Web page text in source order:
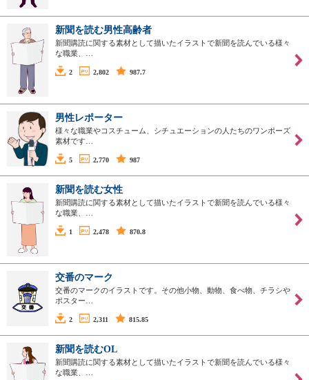
新聞を読む男性高齢者
新聞購読に関する素材として描いたイラストで新聞を読んでいる様々
な職業、…
2 2,802 987.7
男性レポーター
様々な職業やコスチューム、シチュエーションの人たちのワンポーズ
素材です…
5 2,770 987
新聞を読む女性
新聞購読に関する素材として描いたイラストで新聞を読んでいる様々
な職業、…
1 2,478 870.8
交番のマーク
交番のマークのイラストです。その他小物、動物、食べ物、チラシや
ポスター…
2 2,311 815.85
新聞を読むOL
新聞購読に関する素材として描いたイラストで新聞を読んでいる様々
な職業、…